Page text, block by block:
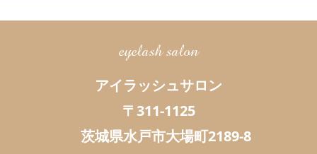
eyelash salon
アイラッシュサロン
〒311-1125
茨城県水戸市大場町2189-8